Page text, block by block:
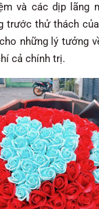
và các dịp lãng
trước thử thách
những lý tưởng
cả chính trị.